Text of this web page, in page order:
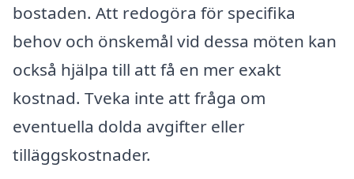
bostaden. Att redogöra för specifika
behov och önskemål vid dessa möten kan
också hjälpa till att få en mer exakt
kostnad. Tveka inte att fråga om
eventuella dolda avgifter eller
tilläggskostnader.